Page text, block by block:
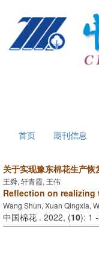
首页 期刊信息
关于实现豫东棉花生产恢
王舜, 轩青霞, 王伟
Reflection on
Wang Shun, Xuan Qingxia,
中国棉花 . 2022, (10): 1